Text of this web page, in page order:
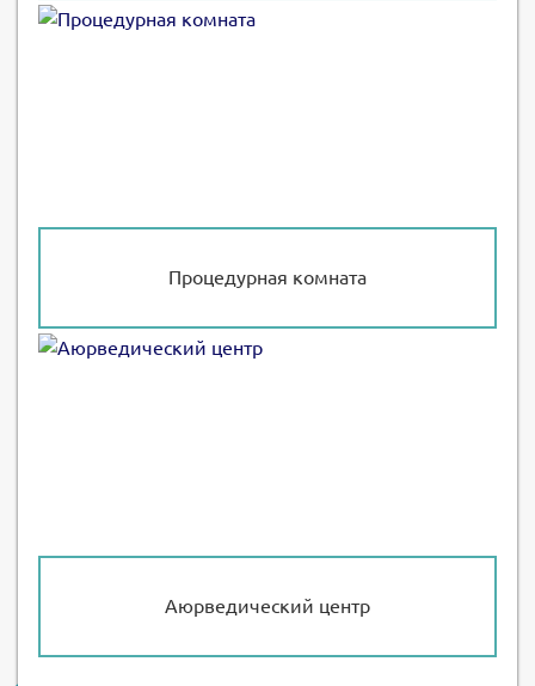
Процедурная комната
Аюрведический центр